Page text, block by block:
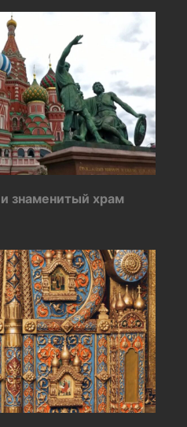
знаменитый храм